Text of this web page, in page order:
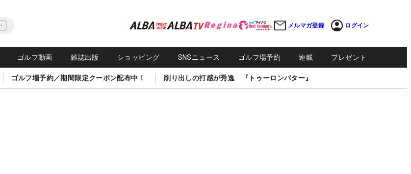
メルマガ登録 ログイン
ゴルフ動画 雑誌出版 ショッピング SNSニュース ゴルフ場予約 連載 プレゼント
ゴルフ場予約／期間限定クーポン配布中！ 削り出しの打感が秀逸 『トゥーロンパター』